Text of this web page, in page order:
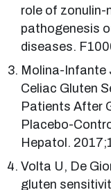
role of zonulin-
pathogenesis
diseases.
Molina-Infante
Celiac Gluten
Patients After
Placebo-
Hepatol.
Volta U, De
gluten